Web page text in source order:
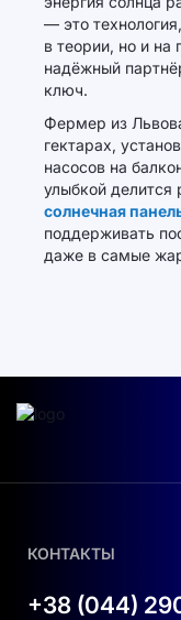
— это
в теории, но и на
надёжный
ключ.
Фермер из
гектарах,
насосов на
улыбкой делится
солнечная
поддерживать
даже в самые
КОНТАКТЫ
+38 (044)